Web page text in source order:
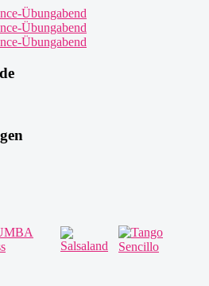
Übungabend
Übungabend
Übungabend